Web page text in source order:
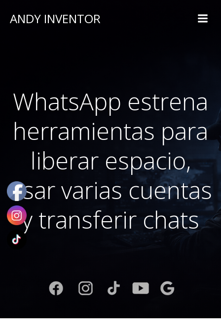
ANDY INVENTOR
WhatsApp estrena
herramientas para
liberar espacio,
usar varias cuentas
y transferir chats